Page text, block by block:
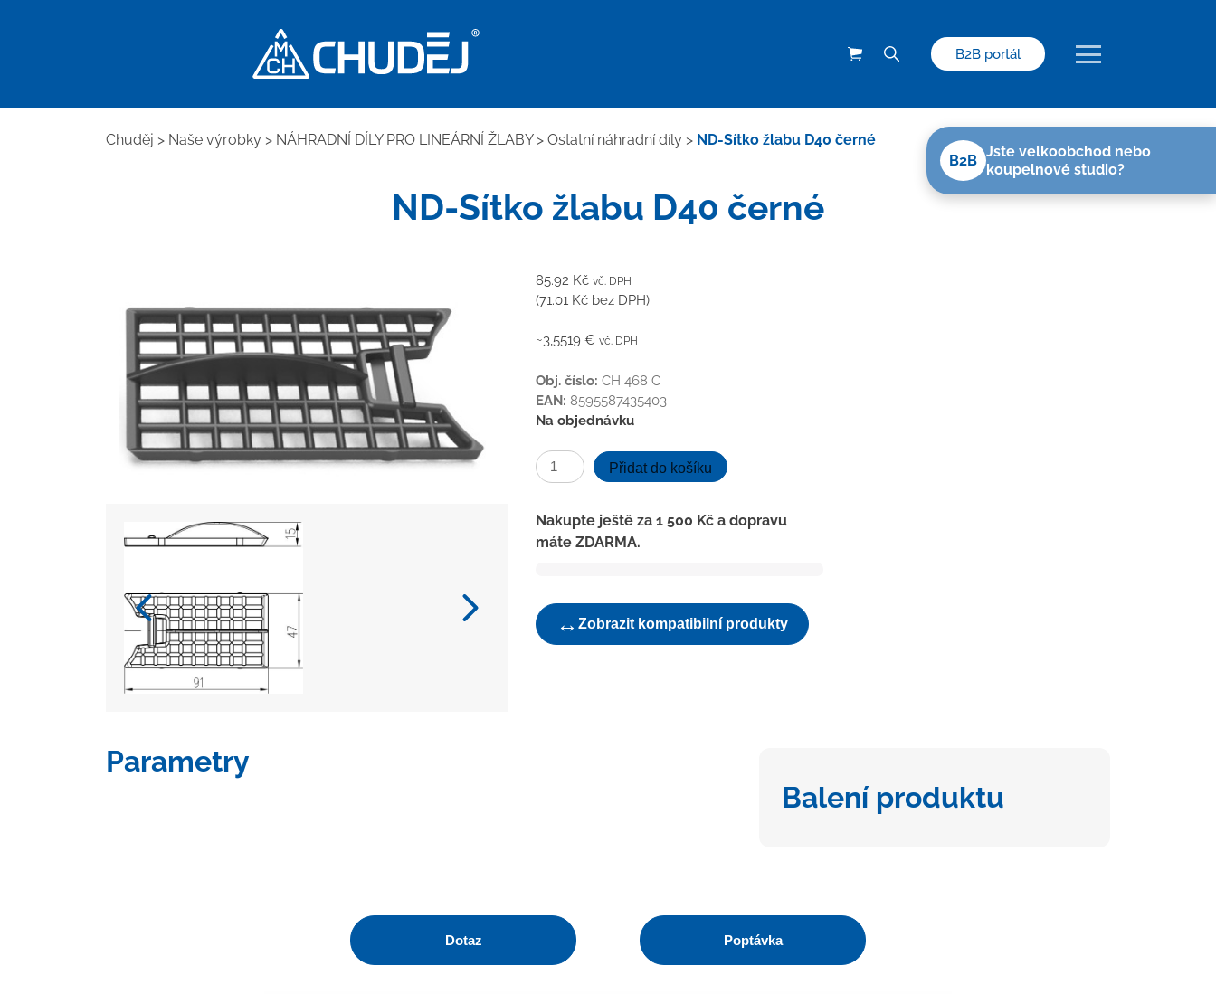
B2B portál
Chuděj > Naše výrobky > NÁHRADNÍ DÍLY PRO LINEÁRNÍ ŽLABY> Ostatní náhradní díly > ND-Sítko žlabu D40 černé
ND-Sítko žlabu D40 černé
85.92 Kč vč. DPH
(71.01 Kč bez DPH)
~3,5519 € vč. DPH
Obj. číslo: CH 468 C
EAN: 8595587435403
Na objednávku
ND-
Sítko
D40
černé
Přidat do košíku
Nakupte ještě za 1 500 Kč a dopravu
máte ZDARMA.
↔ Zobrazit kompatibilní produkty
Parametry
Balení produktu
Dotaz Poptávka
B2B
Jste velkoobchod nebo
koupelnové studio?